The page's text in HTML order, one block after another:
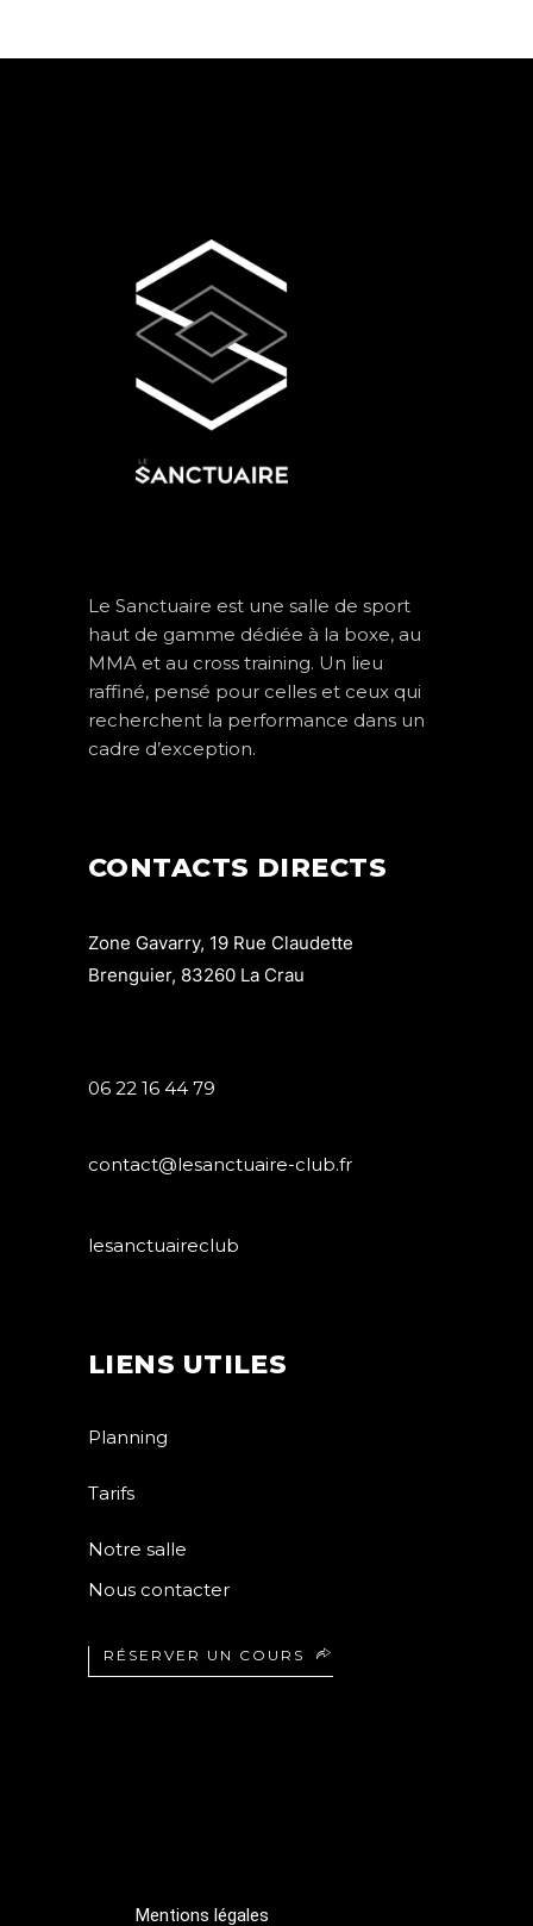
Le Sanctuaire est une salle de sport
haut de gamme dédiée à la boxe, au
MMA et au cross training. Un lieu
raffiné, pensé pour celles et ceux qui
recherchent la performance dans un
cadre d’exception.
CONTACTS DIRECTS
Zone Gavarry, 19 Rue Claudette
Brenguier, 83260 La Crau
06 22 16 44 79
contact@lesanctuaire-club.fr
lesanctuaireclub
LIENS UTILES
Planning
Tarifs
Notre salle
Nous contacter
RÉSERVER UN COURS
Mentions légales